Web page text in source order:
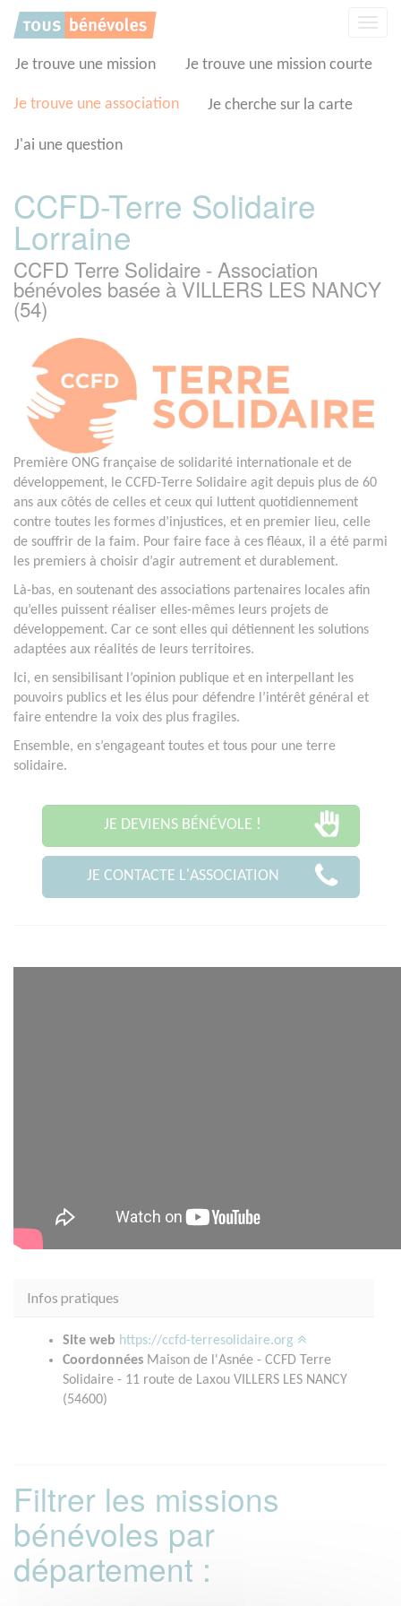
Je trouve une mission Je trouve une mission courte
Je trouve une association Je cherche sur la carte
J'ai une question
CCFD-Terre Solidaire
Lorraine
CCFD Terre Solidaire - Association
bénévoles basée à VILLERS LES NANCY
(54)
Première ONG française de solidarité internationale et de
développement, le CCFD-Terre Solidaire agit depuis plus de 60
ans aux côtés de celles et ceux qui luttent quotidiennement
contre toutes les formes d’injustices, et en premier lieu, celle
de souffrir de la faim. Pour faire face à ces fléaux, il a été parmi
les premiers à choisir d’agir autrement et durablement.
Là-bas, en soutenant des associations partenaires locales afin
qu’elles puissent réaliser elles-mêmes leurs projets de
développement. Car ce sont elles qui détiennent les solutions
adaptées aux réalités de leurs territoires.
Ici, en sensibilisant l’opinion publique et en interpellant les
pouvoirs publics et les élus pour défendre l’intérêt général et
faire entendre la voix des plus fragiles.
Ensemble, en s’engageant toutes et tous pour une terre
solidaire.
JE DEVIENS BÉNÉVOLE !
JE CONTACTE L'ASSOCIATION
Infos pratiques
Site web https://ccfd-terresolidaire.org
Coordonnées Maison de l'Asnée - CCFD Terre
Solidaire - 11 route de Laxou VILLERS LES NANCY
(54600)
Filtrer les missions
bénévoles par
département :
Panneau de gestion des cookies